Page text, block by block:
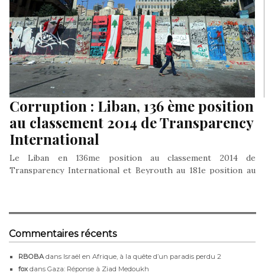
Corruption : Liban, 136 ème position
au classement 2014 de Transparency
International
Le Liban en 136me position au classement 2014 de
Transparency International et Beyrouth au 181e position au
Commentaires récents
RBOBA dans Israël en Afrique, à la quête d’un paradis perdu 2
fox dans Gaza: Réponse à Ziad Medoukh